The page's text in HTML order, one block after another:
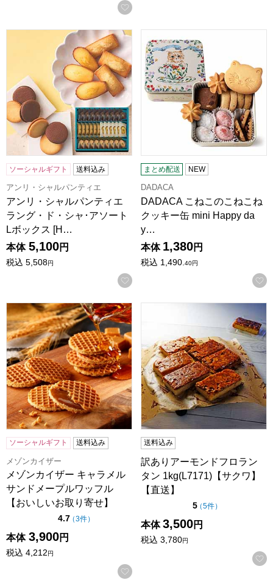
お気に入りに登録する
アンリ・シャルパンティエ ラング・ド・シャ･アソート Lボ
ソーシャルギフト 送料込み
アンリ・シャルパンティエ
アンリ・シャルパンティエ
ラング・ド・シャ･アソート
Lボックス [H…
本体 5,100円
税込 5,508円
お気に入りに登録する
まとめ配送 NEW
DADACA
DADACA こねこのこねこね
クッキー缶 mini Happy da
y…
本体 1,380円
税込 1,490. 40円
メゾンカイザー キャラメルサンドメープルワッフル【おい
ソーシャルギフト 送料込み
メゾンカイザー
メゾンカイザー キャラメル
サンドメープルワッフル
【おいしいお取り寄せ】
4.7点（5点満点中）
（3件の評価
）
本体 3,900円
税込 4,212円
お気に入りに登録する
訳ありアーモンドフロラン
送料込み
訳ありアーモンドフロラン
タン 1kg(L7171)【サクワ】
【直送】
5点（5点満点中）
（5件の評価
）
本体 3,500円
税込 3,780円